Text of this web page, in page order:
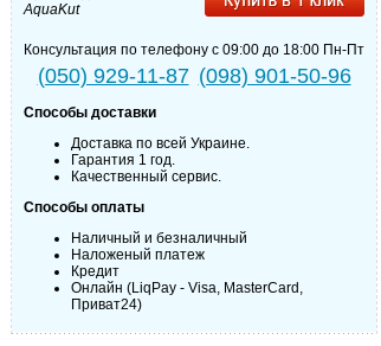
AquaKut
Консультация по телефону с 09:00 до 18:00 Пн-Пт
(050) 929-11-87 (098) 901-50-96
Способы доставки
Доставка по всей Украине.
Гарантия 1 год.
Качественный сервис.
Способы оплаты
Наличный и безналичный
Наложеный платеж
Кредит
Онлайн (LiqPay - Visa, MasterCard,
Приват24)